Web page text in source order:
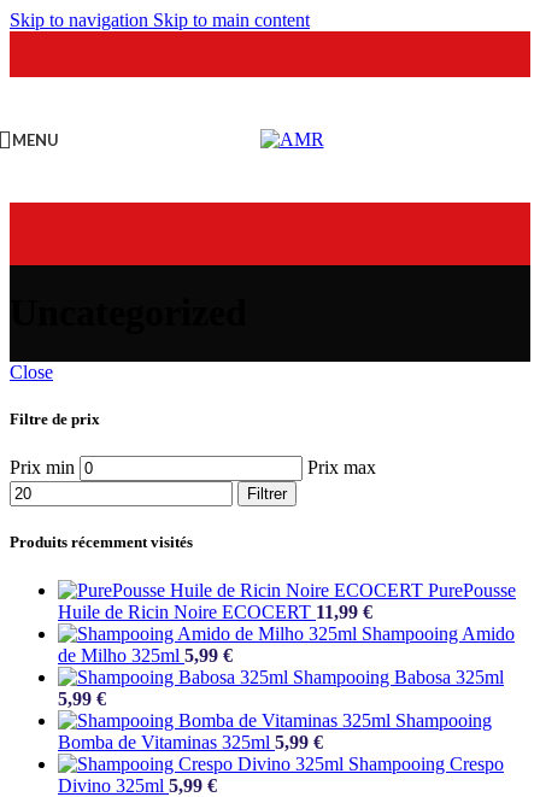
Skip to navigation Skip to main content
MENU
Close
Filtre de prix
Prix min Prix max
Filtrer
Produits récemment visités
PurePousse
Huile de Ricin Noire ECOCERT 11,99 €
Shampooing Amido
de Milho 325ml 5,99 €
Shampooing Babosa 325ml
5,99 €
Shampooing
Bomba de Vitaminas 325ml 5,99 €
Shampooing Crespo
Divino 325ml 5,99 €